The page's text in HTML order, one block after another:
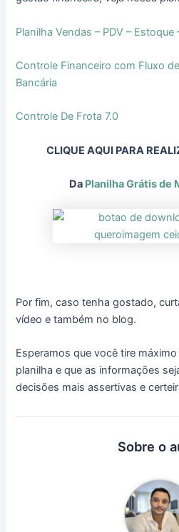
Planilha Vendas – PDV – Estoque
Controle Financeiro com Fluxo
Bancária
Controle De Frota 7.0
CLIQUE AQUI PARA
Da Planilha Grátis de
Por fim, caso tenha gostado,
vídeo e também no blog.
Esperamos que você tire
planilha e que as informações
decisões mais assertivas e
Sobre o